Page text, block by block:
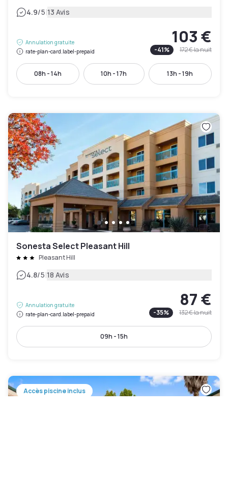
4.9/5|13 Avis
Annulation gratuite
rate-plan-card.label-prepaid
103 €
-41% 172 €la nuit
08h - 14h 10h - 17h 13h - 19h
Sonesta Select Pleasant Hill
Pleasant Hill
4.8/5|18 Avis
Annulation gratuite
rate-plan-card.label-prepaid
87 €
-35% 132 €la nuit
09h - 15h
Accès piscine inclus